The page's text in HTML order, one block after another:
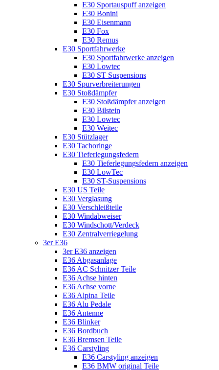
E30 Sportauspuff anzeigen
E30 Bonini
E30 Eisenmann
E30 Fox
E30 Remus
E30 Sportfahrwerke
E30 Sportfahrwerke anzeigen
E30 Lowtec
E30 ST Suspensions
E30 Spurverbreiterungen
E30 Stoßdämpfer
E30 Stoßdämpfer anzeigen
E30 Bilstein
E30 Lowtec
E30 Weitec
E30 Stützlager
E30 Tachoringe
E30 Tieferlegungsfedern
E30 Tieferlegungsfedern anzeigen
E30 LowTec
E30 ST-Suspensions
E30 US Teile
E30 Verglasung
E30 Verschleißteile
E30 Windabweiser
E30 Windschott/Verdeck
E30 Zentralverriegelung
3er E36
3er E36 anzeigen
E36 Abgasanlage
E36 AC Schnitzer Teile
E36 Achse hinten
E36 Achse vorne
E36 Alpina Teile
E36 Alu Pedale
E36 Antenne
E36 Blinker
E36 Bordbuch
E36 Bremsen Teile
E36 Carstyling
E36 Carstyling anzeigen
E36 BMW original Teile